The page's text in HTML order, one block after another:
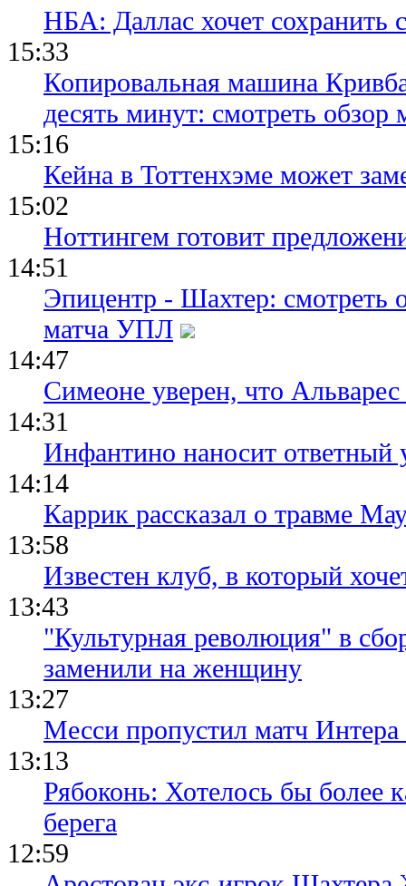
НБА: Даллас хочет сохранить
15:33
Копировальная машина
десять минут: смотреть обзор
15:16
Кейна в Тоттенхэме может
15:02
Ноттингем готовит
14:51
Эпицентр - Шахтер: смотреть
матча УПЛ
14:47
Симеоне уверен, что Альварес
14:31
Инфантино наносит ответный
14:14
Каррик рассказал о травме
13:58
Известен клуб, в который
13:43
"Культурная революция" в
заменили на женщину
13:27
Месси пропустил матч
13:13
Рябоконь: Хотелось бы более
берега
12:59